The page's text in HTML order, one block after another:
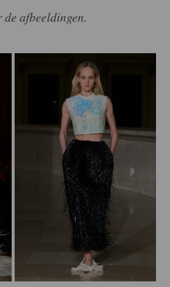
afbeeldingen.